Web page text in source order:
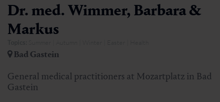
Dr. med. Wimmer, Barbara &
Markus
Bad Gastein
General medical practitioners at Mozartplatz in Bad
Gastein